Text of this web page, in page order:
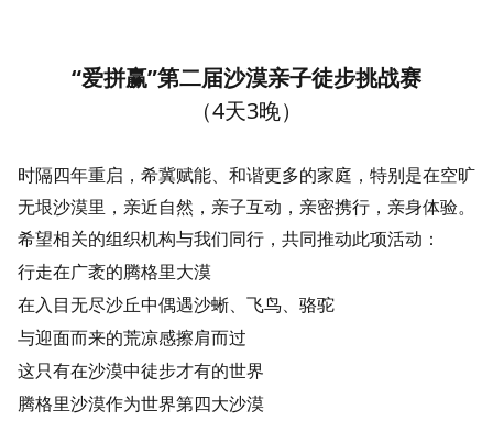
“爱拼赢”第二届沙漠亲子徒步挑战赛
（4天3晚）
时隔四年重启，希冀赋能、和谐更多的家庭，特别是在空旷
无垠沙漠里，亲近自然，亲子互动，亲密携行，亲身体验。
希望相关的组织机构与我们同行，共同推动此项活动：
行走在广袤的腾格里大漠
在入目无尽沙丘中偶遇沙蜥、飞鸟、骆驼
与迎面而来的荒凉感擦肩而过
这只有在沙漠中徒步才有的世界
腾格里沙漠作为世界第四大沙漠